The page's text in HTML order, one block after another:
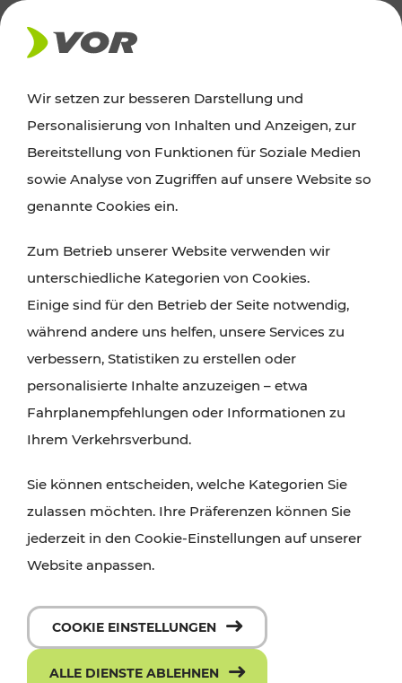
AKTUELLES
News
Alle wichtigen Meldungen zu Fahrplanänderungen,
finden Sie hier im Überblick.
Wir setzen zur besseren Darstellung und
Personalisierung von Inhalten und Anzeigen, zur
Bereitstellung von Funktionen für Soziale Medien
sowie Analyse von Zugriffen auf unsere Website so
genannte Cookies ein.
Zum Betrieb unserer Website verwenden wir
unterschiedliche Kategorien von Cookies.
Einige sind für den Betrieb der Seite notwendig,
während andere uns helfen, unsere Services zu
verbessern, Statistiken zu erstellen oder
personalisierte Inhalte anzuzeigen – etwa
Fahrplanempfehlungen oder Informationen zu
Ihrem Verkehrsverbund.
Sie können entscheiden, welche Kategorien Sie
zulassen möchten. Ihre Präferenzen können Sie
jederzeit in den Cookie-Einstellungen auf unserer
Website anpassen.
COOKIE EINSTELLUNGEN
ALLE DIENSTE ABLEHNEN